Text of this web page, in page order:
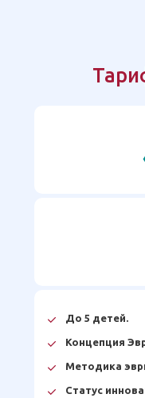
До 5 детей.
Концепция
Методика
Статус